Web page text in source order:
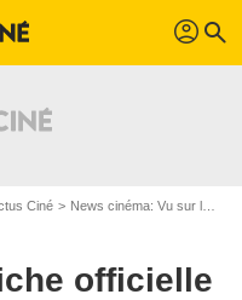
profil search
Ciné News cinéma: Vu sur le web
officielle